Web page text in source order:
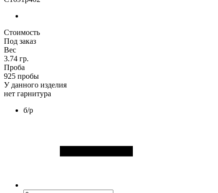
Стоимость
Под заказ
Вес
3.74 гр.
Проба
925 пробы
У данного изделия
нет гарнитура
б/р